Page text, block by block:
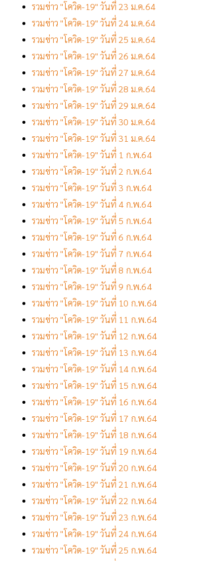
รวมข่าว "โควิด-19" วันที่ 23 ม.ค.64
รวมข่าว "โควิด-19" วันที่ 24 ม.ค.64
รวมข่าว "โควิด-19" วันที่ 25 ม.ค.64
รวมข่าว "โควิด-19" วันที่ 26 ม.ค.64
รวมข่าว "โควิด-19" วันที่ 27 ม.ค.64
รวมข่าว "โควิด-19" วันที่ 28 ม.ค.64
รวมข่าว "โควิด-19" วันที่ 29 ม.ค.64
รวมข่าว "โควิด-19" วันที่ 30 ม.ค.64
รวมข่าว "โควิด-19" วันที่ 31 ม.ค.64
รวมข่าว "โควิด-19" วันที่ 1 ก.พ.64
รวมข่าว "โควิด-19" วันที่ 2 ก.พ.64
รวมข่าว "โควิด-19" วันที่ 3 ก.พ.64
รวมข่าว "โควิด-19" วันที่ 4 ก.พ.64
รวมข่าว "โควิด-19" วันที่ 5 ก.พ.64
รวมข่าว "โควิด-19" วันที่ 6 ก.พ.64
รวมข่าว "โควิด-19" วันที่ 7 ก.พ.64
รวมข่าว "โควิด-19" วันที่ 8 ก.พ.64
รวมข่าว "โควิด-19" วันที่ 9 ก.พ.64
รวมข่าว "โควิด-19" วันที่ 10 ก.พ.64
รวมข่าว "โควิด-19" วันที่ 11 ก.พ.64
รวมข่าว "โควิด-19" วันที่ 12 ก.พ.64
รวมข่าว "โควิด-19" วันที่ 13 ก.พ.64
รวมข่าว "โควิด-19" วันที่ 14 ก.พ.64
รวมข่าว "โควิด-19" วันที่ 15 ก.พ.64
รวมข่าว "โควิด-19" วันที่ 16 ก.พ.64
รวมข่าว "โควิด-19" วันที่ 17 ก.พ.64
รวมข่าว "โควิด-19" วันที่ 18 ก.พ.64
รวมข่าว "โควิด-19" วันที่ 19 ก.พ.64
รวมข่าว "โควิด-19" วันที่ 20 ก.พ.64
รวมข่าว "โควิด-19" วันที่ 21 ก.พ.64
รวมข่าว "โควิด-19" วันที่ 22 ก.พ.64
รวมข่าว "โควิด-19" วันที่ 23 ก.พ.64
รวมข่าว "โควิด-19" วันที่ 24 ก.พ.64
รวมข่าว "โควิด-19" วันที่ 25 ก.พ.64